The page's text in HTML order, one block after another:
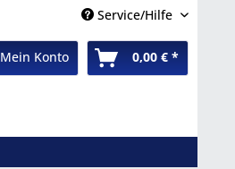
Service/Hilfe
Mein Konto 0,00 € *